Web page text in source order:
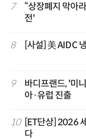
7
“상장폐지 막아
전'
8 [사설] 美 AIDC
9
바디프랜드, '미
아·유럽 진출
10
[ET단상] 2026
다